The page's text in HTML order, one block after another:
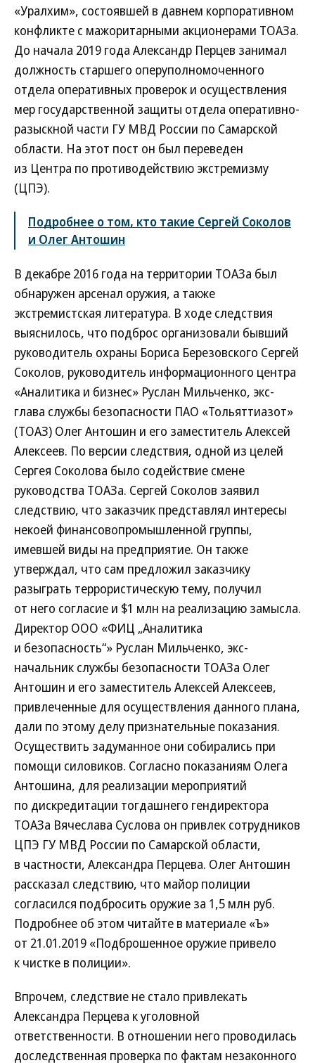
«Уралхим», состоявшей в давнем корпоративном
конфликте с мажоритарными акционерами ТОАЗа.
До начала 2019 года Александр Перцев занимал
должность старшего оперуполномоченного
отдела оперативных проверок и осуществления
мер государственной защиты отдела оперативно-
разыскной части ГУ МВД России по Самарской
области. На этот пост он был переведен
из Центра по противодействию экстремизму
(ЦПЭ).
Подробнее о том, кто такие Сергей Соколов
и Олег Антошин
В декабре 2016 года на территории ТОАЗа был
обнаружен арсенал оружия, а также
экстремистская литература. В ходе следствия
выяснилось, что подброс организовали бывший
руководитель охраны Бориса Березовского Сергей
Соколов, руководитель информационного центра
«Аналитика и бизнес» Руслан Мильченко, экс-
глава службы безопасности ПАО «Тольяттиазот»
(ТОАЗ) Олег Антошин и его заместитель Алексей
Алексеев. По версии следствия, одной из целей
Сергея Соколова было содействие смене
руководства ТОАЗа. Сергей Соколов заявил
следствию, что заказчик представлял интересы
некоей финансовопромышленной группы,
имевшей виды на предприятие. Он также
утверждал, что сам предложил заказчику
разыграть террористическую тему, получил
от него согласие и $1 млн на реализацию замысла.
Директор ООО «ФИЦ „Аналитика
и безопасность“» Руслан Мильченко, экс-
начальник службы безопасности ТОАЗа Олег
Антошин и его заместитель Алексей Алексеев,
привлеченные для осуществления данного плана,
дали по этому делу признательные показания.
Осуществить задуманное они собирались при
помощи силовиков. Согласно показаниям Олега
Антошина, для реализации мероприятий
по дискредитации тогдашнего гендиректора
ТОАЗа Вячеслава Суслова он привлек сотрудников
ЦПЭ ГУ МВД России по Самарской области,
в частности, Александра Перцева. Олег Антошин
рассказал следствию, что майор полиции
согласился подбросить оружие за 1,5 млн руб.
Подробнее об этом читайте в материале «Ъ»
от 21.01.2019 «Подброшенное оружие привело
к чистке в полиции».
Впрочем, следствие не стало привлекать
Александра Перцева к уголовной
ответственности. В отношении него проводилась
доследственная проверка по фактам незаконного